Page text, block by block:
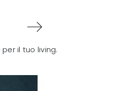
il tuo living.